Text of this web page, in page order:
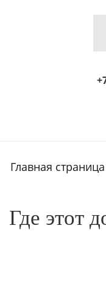
Главная страница
Где этот